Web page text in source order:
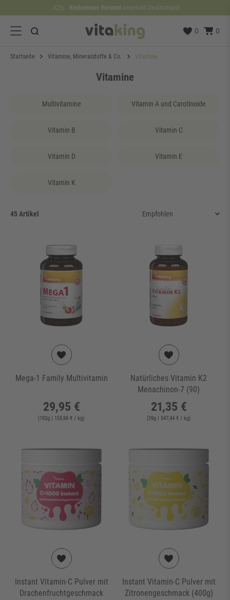
Kostenloser Versand innerhalb Deutschland
100 TageRückgaberecht
Lieferzeit etwa1 bis 3 Werktage
0 0
Startseite Vitamine, Mineralstoffe & Co. Vitamine
Vitamine
Vitamin C
Vitamin K
Multivitamine Vitamin A und Carotinoide
Vitamin B
Vitamin D Vitamin E
45 Artikel
Mega-1 Family Multivitamin
29,95 €
(192g | 155,99 € / kg)
Natürliches Vitamin K2
Menachinon-7 (90)
21,35 €
(39g| 547,44 € / kg)
Instant Vitamin-C Pulver mit
Drachenfruchtgeschmack
Instant Vitamin-C Pulver mit
Zitronengeschmack (400g)